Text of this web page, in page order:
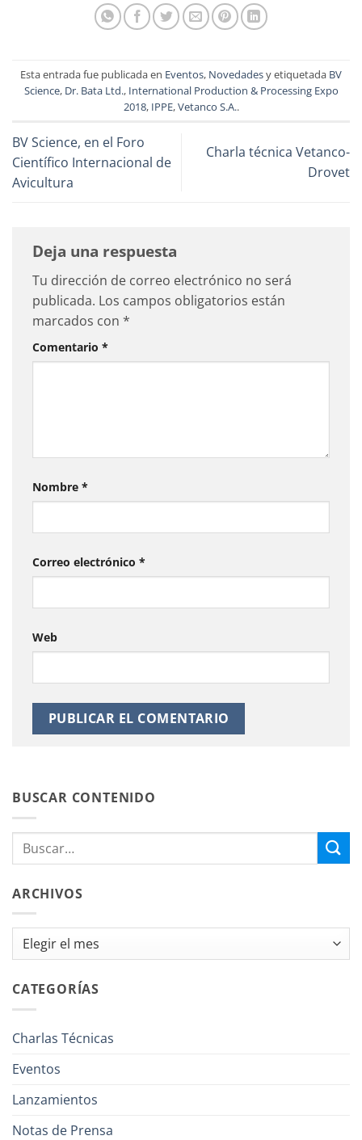
Esta entrada fue publicada en Eventos, Novedadesy etiquetada BV
Science, Dr. Bata Ltd., International Production & Processing Expo
2018, IPPE,Vetanco S.A..
BV Science, en el Foro
Científico Internacional de
Avicultura
Charla técnica Vetanco-
Drovet
Deja una respuesta
Tu dirección de correo electrónico no será
publicada. Los campos obligatorios están
marcados con *
Comentario *
Nombre *
Correo electrónico *
Web
BUSCAR CONTENIDO
ARCHIVOS
Archivos
CATEGORÍAS
Charlas Técnicas
Eventos
Lanzamientos
Notas de Prensa